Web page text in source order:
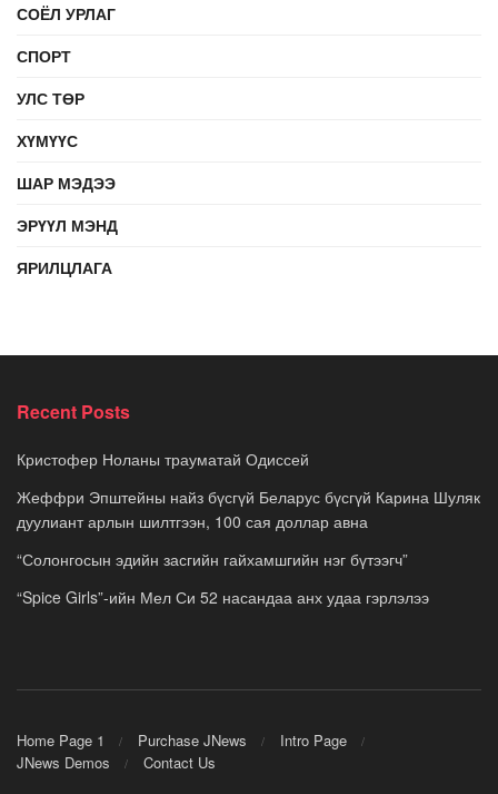
СОЁЛ УРЛАГ
СПОРТ
УЛС ТӨР
ХҮМҮҮС
ШАР МЭДЭЭ
ЭРҮҮЛ МЭНД
ЯРИЛЦЛАГА
Recent Posts
Кристофер Ноланы трауматай Одиссей
Жеффри Эпштейны найз бүсгүй Беларус бүсгүй Карина Шуляк
дуулиант арлын шилтгээн, 100 сая доллар авна
“Солонгосын эдийн засгийн гайхамшгийн нэг бүтээгч”
“Spice Girls”-ийн Мел Си 52 насандаа анх удаа гэрлэлээ
Home Page 1 Purchase JNews
Intro Page
JNews Demos
Contact Us